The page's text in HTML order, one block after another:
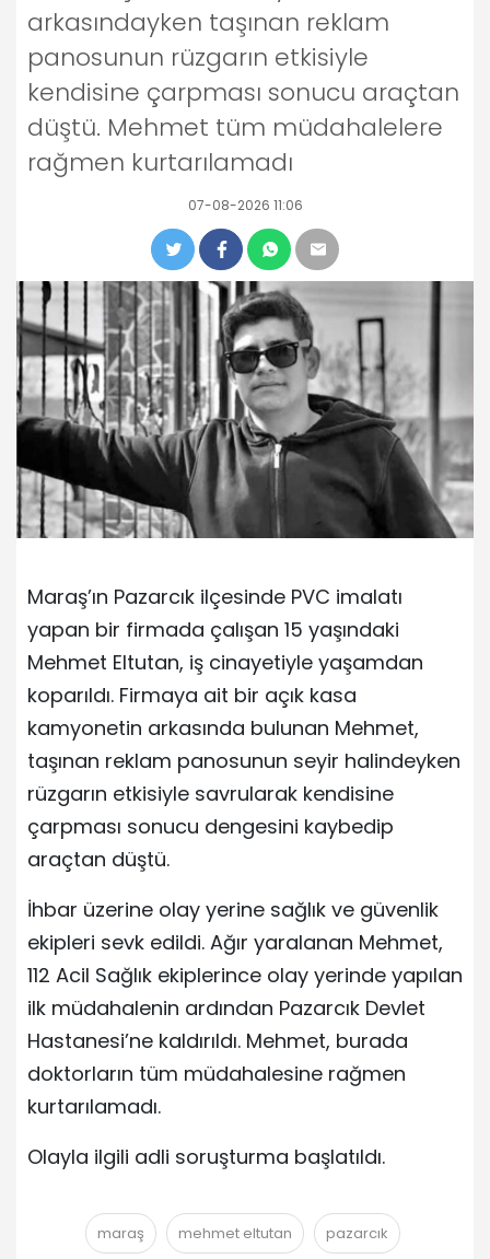
arkasındayken taşınan reklam
panosunun rüzgarın etkisiyle
kendisine çarpması sonucu araçtan
düştü. Mehmet tüm müdahalelere
rağmen kurtarılamadı
07-08-2026 11:06
Maraş’ın Pazarcık ilçesinde PVC imalatı
yapan bir firmada çalışan 15 yaşındaki
Mehmet Eltutan, iş cinayetiyle yaşamdan
koparıldı. Firmaya ait bir açık kasa
kamyonetin arkasında bulunan Mehmet,
taşınan reklam panosunun seyir halindeyken
rüzgarın etkisiyle savrularak kendisine
çarpması sonucu dengesini kaybedip
araçtan düştü.
İhbar üzerine olay yerine sağlık ve güvenlik
ekipleri sevk edildi. Ağır yaralanan Mehmet,
112 Acil Sağlık ekiplerince olay yerinde yapılan
ilk müdahalenin ardından Pazarcık Devlet
Hastanesi’ne kaldırıldı. Mehmet, burada
doktorların tüm müdahalesine rağmen
kurtarılamadı.
Olayla ilgili adli soruşturma başlatıldı.
maraş mehmet eltutan pazarcık